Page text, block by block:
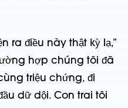
ra điều này thật kỳ lạ,”
hợp chúng tôi đã
triệu chứng, đi
dữ dội. Con trai tôi